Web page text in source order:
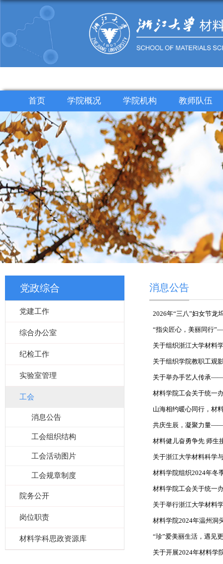
首页 学院概况 学院机构 教师队伍
党政综合
党建工作
综合办公室
纪检工作
实验室管理
工会
消息公告
工会组织结构
工会活动图片
工会规章制度
院务公开
岗位职责
材料学科思政资源库
消息公告
2026年“三八”妇女节龙
“指尖匠心，美丽同行
关于组织浙江大学材料
关于组织学院教职工观
关于举办手艺人传承
材料学院工会关于统一
山海相约暖心同行，材
共庆生辰，凝聚力量
材料健儿奋勇争先 师
关于浙江大学材料科学
材料学院组织2024年冬
材料学院工会关于统一
关于举行浙江大学材料
材料学院2024年温州洞
“珍”爱美丽生活，遇见
关于开展2024年材料学